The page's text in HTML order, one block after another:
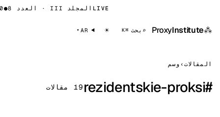
LIVE المجلد III · العدد 8
⁂
ProxyInstitute
⌕ بحث ⌘K
☀
AR
المقالات › وسم
#
rezidentskie-proksi 19 مقالات